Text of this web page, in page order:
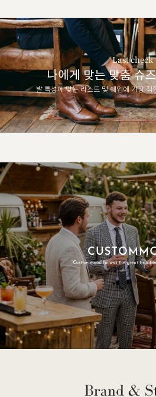
Last check
나에게 맞는 맞춤 슈
발 특성에 맞는 라스트 및 쉐입에 가장 적